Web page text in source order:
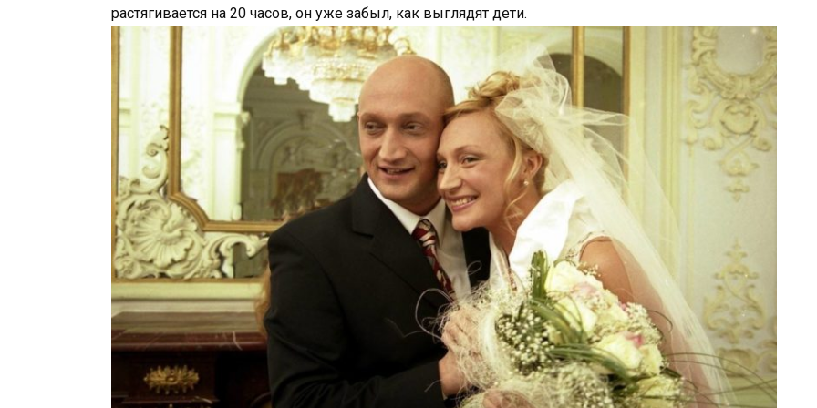
растягивается на 20 часов, он уже забыл, как выглядят дети.